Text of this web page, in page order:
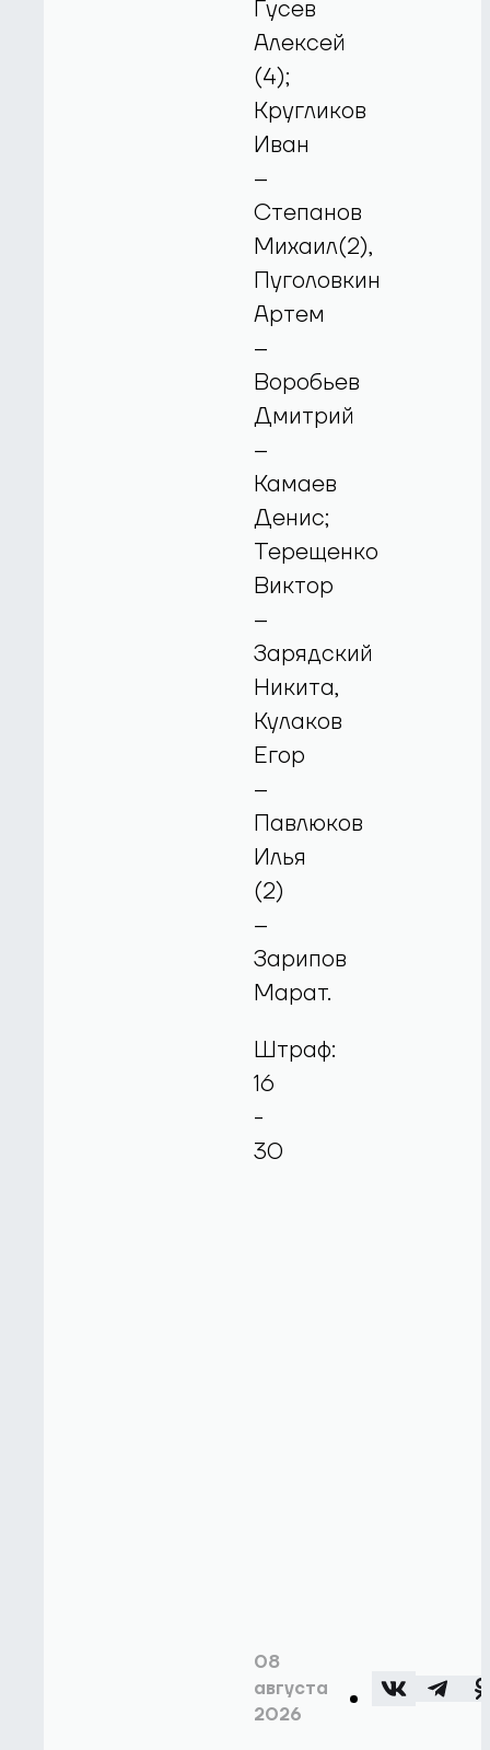
Гусев
Алексей
(4);
Кругликов
Иван
–
Степанов
Михаил(2),
Пуголовкин
Артем
–
Воробьев
Дмитрий
–
Камаев
Денис;
Терещенко
Виктор
–
Зарядский
Никита,
Кулаков
Егор
–
Павлюков
Илья
(2)
–
Зарипов
Марат.
Штраф:
16
-
30
08
августа
2026